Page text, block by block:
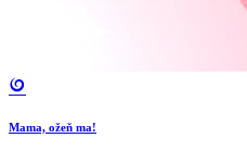
Mama, ožeň ma!